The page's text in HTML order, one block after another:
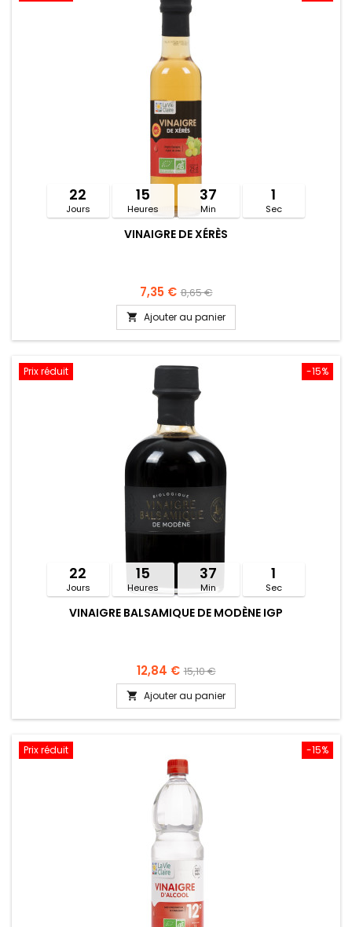
22
Jours
15
Heures
37
Min
1
Sec
VINAIGRE DE XÉRÈS
7,35 € 8,65 €
 Ajouter au panier
-15%
Prix réduit
22
Jours
15
Heures
37
Min
1
Sec
VINAIGRE BALSAMIQUE DE MODÈNE IGP
12,84 € 15,10 €
 Ajouter au panier
-15%
Prix réduit